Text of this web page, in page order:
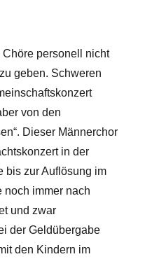
Chöre personell nicht
geben. Schweren
von den
Dieser Männerchor
in der
bis zur Auflösung im
noch immer nach
und zwar
der Geldübergabe
den Kindern im